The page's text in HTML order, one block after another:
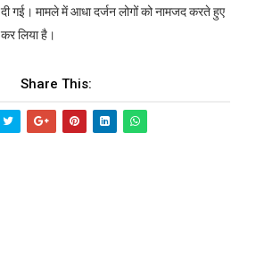
दी गई। मामले में आधा दर्जन लोगों को नामजद करते हुए
लिया है।
Share This: